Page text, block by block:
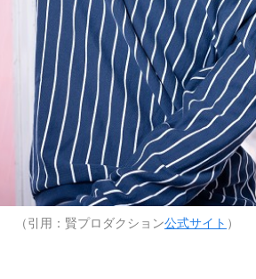
（引用：賢プロダクション公式サイト ）